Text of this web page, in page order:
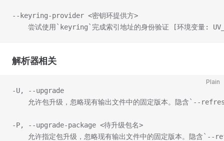
--keyring-provider <密钥环提供方>
尝试使用`keyring`完成索引地址的身份验证 [环境变量:
解析器相关
Plain
-U, --upgrade
允许包升级，忽略现有输出文件中的固定版本。隐含`--
-P, --upgrade-package <待升级包名>
允许指定包升级，忽略现有输出文件中的固定版本。隐含`--